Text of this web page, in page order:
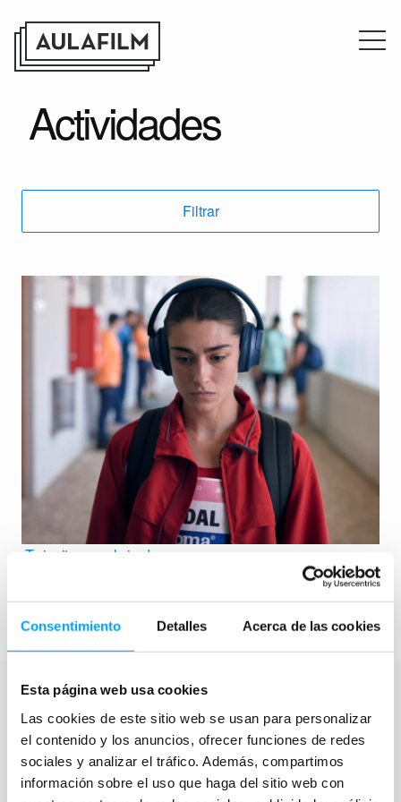
Consentimiento Detalles Acerca de las cookies
Esta página web usa cookies
Las cookies de este sitio web se usan para personalizar
el contenido y los anuncios, ofrecer funciones de redes
sociales y analizar el tráfico. Además, compartimos
información sobre el uso que haga del sitio web con
Actividades
Filtrar
¡Te invitamos al cine!
→
3 de junio · Cine Paz (Madrid)
Actividades Organizaciones